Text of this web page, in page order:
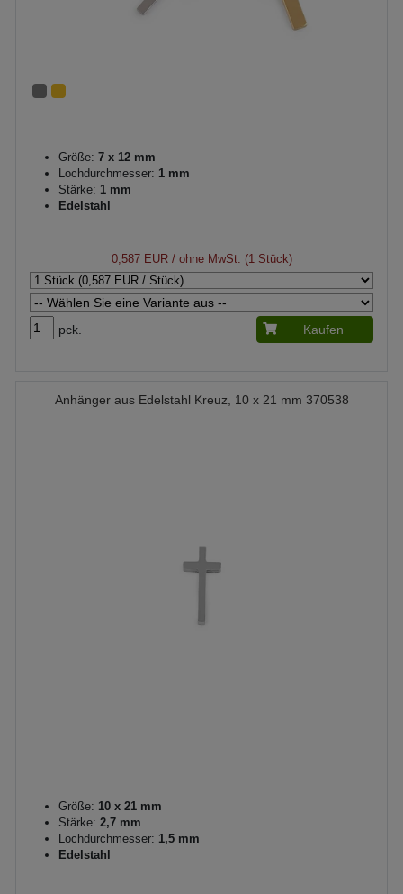
Größe: 7 x 12 mm
Lochdurchmesser: 1 mm
Stärke: 1 mm
Edelstahl
0,587 EUR/ ohne MwSt. (1 Stück)
pck. Kaufen
Anhänger aus Edelstahl Kreuz, 10 x 21 mm 370538
Größe: 10 x 21 mm
Stärke: 2,7 mm
Lochdurchmesser: 1,5 mm
Edelstahl